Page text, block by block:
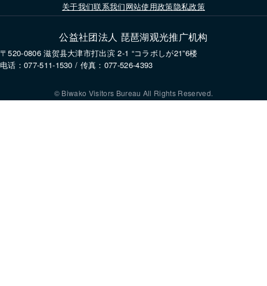
关于我们联系我们网站使用政策隐私政策
公益社团法人 琵琶湖观光推广机构
〒520-0806 滋贺县大津市打出滨 2-1 “コラボしが21”6楼
电话：077-511-1530 / 传真：077-526-4393
© Biwako Visitors Bureau All Rights Reserved.